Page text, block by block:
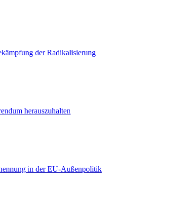
der Radikalisierung
herauszuhalten
in der EU-Außenpolitik